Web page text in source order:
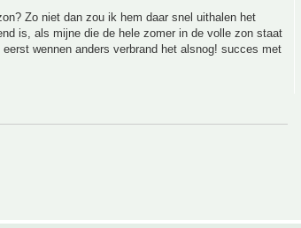
Zo niet dan zou ik hem daar snel uithalen het
is, als mijne die de hele zomer in de volle zon staat
wennen anders verbrand het alsnog! succes met